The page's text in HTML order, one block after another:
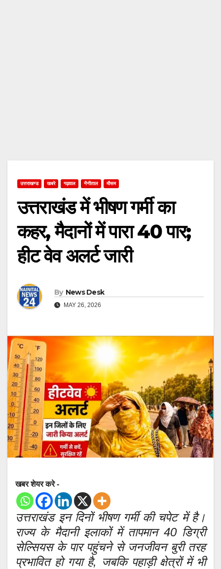
उत्तराखण्ड खबरे गढ़वाल नैनीताल मौसम
उत्तराखंड में भीषण गर्मी का
कहर, मैदानों में पारा 40 पार;
हीट वेव अलर्ट जारी
By News Desk
MAY 26, 2026
खबर शेयर करे -
उत्तराखंड इन दिनों भीषण गर्मी की चपेट में है।
राज्य के मैदानी इलाकों में तापमान 40 डिग्री
सेल्सियस के पार पहुंचने से जनजीवन बुरी तरह
प्रभावित हो गया है, जबकि पहाड़ी क्षेत्रों में भी